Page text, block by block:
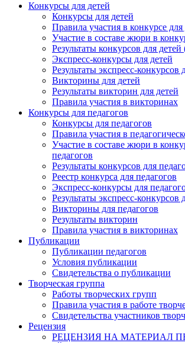
Конкурсы для детей
Конкурсы для детей
Правила участия в конкурсе для
Участие в составе жюри в
Результаты конкурсов для
Экспресс-конкурсы для детей
Результаты экспресс-конкурсов
Викторины для детей
Результаты викторин для детей
Правила участия в викторинах
Конкурсы для педагогов
Конкурсы для педагогов
Правила участия в
Участие в составе жюри в
педагогов
Результаты конкурсов для
Реестр конкурса для педагогов
Экспресс-конкурсы для
Результаты экспресс-конкурсов
Викторины для педагогов
Результаты викторин
Правила участия в викторинах
Публикации
Публикации педагогов
Условия публикации
Свидетельства о публикации
Творческая группа
Работы творческих групп
Правила участия в работе
Свидетельства участников
Рецензия
РЕЦЕНЗИЯ НА МАТЕРИАЛ